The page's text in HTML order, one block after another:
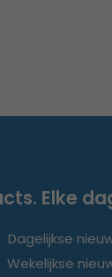
Elke
Dagelijkse
Wekelijkse